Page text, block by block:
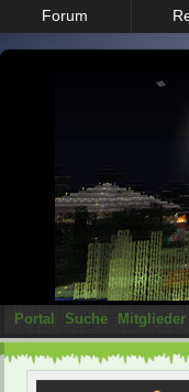
Forum
Portal Suche Mitglieder